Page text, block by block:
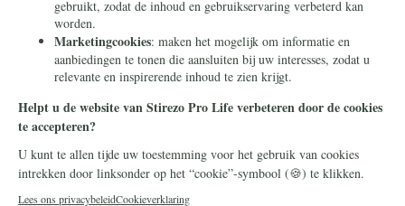
Nalaten
Zelf overschrijven
© 2026 Stichting Civitas Christiana
Cookieverklaring
Privacy